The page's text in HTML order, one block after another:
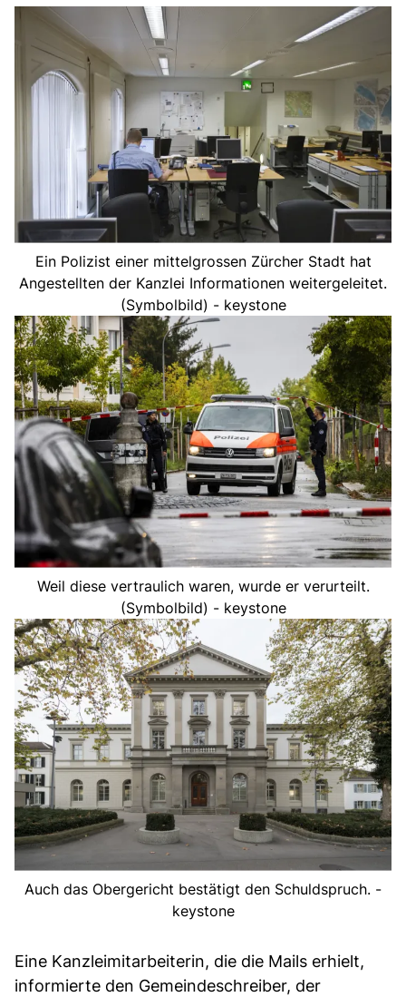
Ein Polizist einer mittelgrossen Zürcher Stadt hat
Angestellten der Kanzlei Informationen weitergeleitet.
(Symbolbild) - keystone
Weil diese vertraulich waren, wurde er verurteilt.
(Symbolbild) - keystone
Auch das Obergericht bestätigt den Schuldspruch. -
keystone
Eine Kanzleimitarbeiterin, die die Mails erhielt,
informierte den Gemeindeschreiber, der